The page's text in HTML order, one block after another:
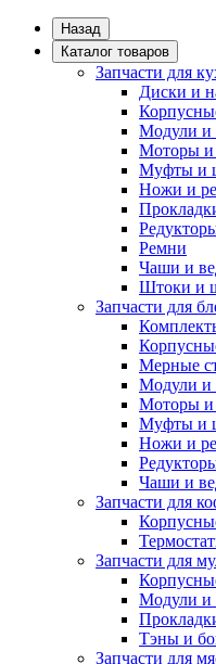
Назад
Каталог товаров
Запчасти для
Диски и
Модули и
Моторы и
Муфты и
Ножи и
Ремни
Чаши и
Штоки и
Запчасти для
Мерные
Модули и
Моторы и
Муфты и
Ножи и
Чаши и
Запчасти для
Запчасти для
Модули и
Тэны и
Запчасти для